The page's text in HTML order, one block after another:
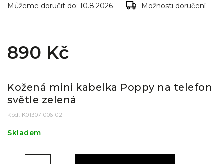
Můžeme doručit do: 10.8.2026 Možnosti doručení
890 Kč
Kožená mini kabelka Poppy na telefon
světle zelená
Kód: K01307-006-02
Skladem